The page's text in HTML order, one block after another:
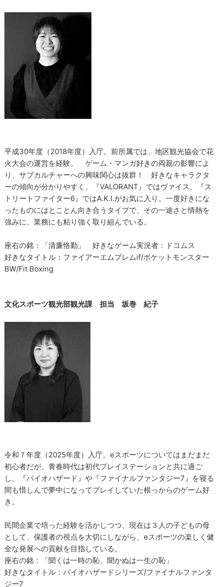
平成30年度（2018年度）入庁。前所属では、地区観光協会で花
火大会の運営を経験。 ゲーム・マンガ好きの両親の影響によ
り、サブカルチャーへの興味関心は抜群！ 好きなキャラクタ
ーの傾向が分かりやすく、『VALORANT』ではヴァイス、『ス
トリートファイター6』ではA.K.I.がお気に入り。一度好きにな
ったものにはとことん向き合うタイプで、その一途さと情熱を
強みに、業務にも粘り強く取り組んでいる。
座右の銘：「清廉恪勤」 好きなゲーム実況者：ドコムス
好きなタイトル：ファイアーエムブレムif/ポケットモンスター
BW/Fit Boxing
文化スポーツ観光部観光課 担当 坂巻 紀子
令和７年度（2025年度）入庁。eスポーツについてはまだまだ
初心者だが、青春時代は初代プレイステーションと共に過ご
し、『バイオハザード』や『ファイナルファンタジー7』を寝る
間も惜しんで夢中になってプレイしていた根っからのゲーム好
き。
民間企業で培った経験を活かしつつ、現在は３人の子どもの母
として、保護者の視点を大切にしながら、eスポーツの楽しく健
全な発展への貢献を目指している。
座右の銘：「聞くは一時の恥、聞かぬは一生の恥」
好きなタイトル：バイオハザードシリーズ/ファイナルファンタ
ジー7